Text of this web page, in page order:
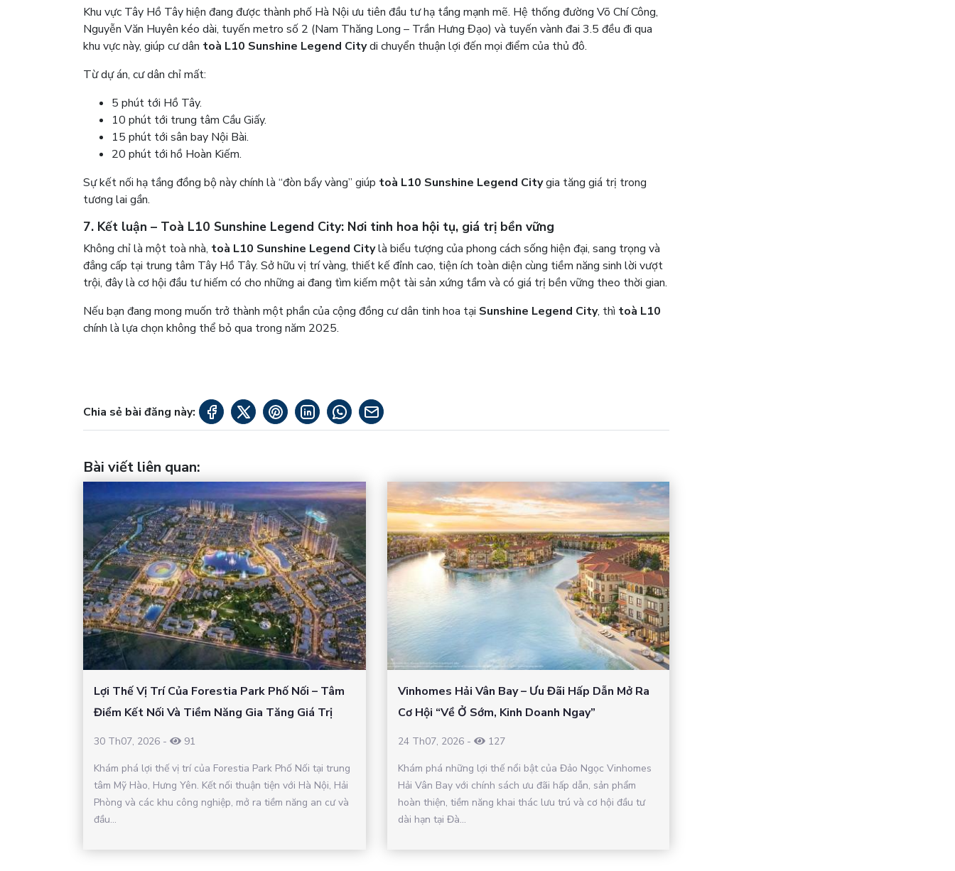
Khu vực Tây Hồ Tây hiện đang được thành phố Hà Nội ưu tiên đầu tư hạ tầng mạnh mẽ. Hệ thống đường Võ Chí Công,
Nguyễn Văn Huyên kéo dài, tuyến metro số 2 (Nam Thăng Long – Trần Hưng Đạo) và tuyến vành đai 3.5 đều đi qua
khu vực này, giúp cư dân toà L10 Sunshine Legend Citydi chuyển thuận lợi đến mọi điểm của thủ đô.
Từ dự án, cư dân chỉ mất:
5 phút tới Hồ Tây.
10 phút tới trung tâm Cầu Giấy.
15 phút tới sân bay Nội Bài.
20 phút tới hồ Hoàn Kiếm.
Sự kết nối hạ tầng đồng bộ này chính là “đòn bẩy vàng” giúp toà L10 Sunshine Legend Citygia tăng giá trị trong
tương lai gần.
7. Kết luận – Toà L10 Sunshine Legend City: Nơi tinh hoa hội tụ, giá trị bền vững
Không chỉ là một toà nhà, toà L10 Sunshine Legend Citylà biểu tượng của phong cách sống hiện đại, sang trọng và
đẳng cấp tại trung tâm Tây Hồ Tây. Sở hữu vị trí vàng, thiết kế đỉnh cao, tiện ích toàn diện cùng tiềm năng sinh lời vượt
trội, đây là cơ hội đầu tư hiếm có cho những ai đang tìm kiếm một tài sản xứng tầm và có giá trị bền vững theo thời gian.
Nếu bạn đang mong muốn trở thành một phần của cộng đồng cư dân tinh hoa tại Sunshine Legend City, thì toà L10
chính là lựa chọn không thể bỏ qua trong năm 2025.
Chia sẻ bài đăng này:
Bài viết liên quan:
Lợi Thế Vị Trí Của Forestia Park Phố Nối – Tâm
Điểm Kết Nối Và Tiềm Năng Gia Tăng Giá Trị
30 Th07, 2026 -
91
Khám phá lợi thế vị trí của Forestia Park Phố Nối tại trung
tâm Mỹ Hào, Hưng Yên. Kết nối thuận tiện với Hà Nội, Hải
Phòng và các khu công nghiệp, mở ra tiềm năng an cư và
đầu...
Vinhomes Hải Vân Bay – Ưu Đãi Hấp Dẫn Mở Ra
Cơ Hội “Về Ở Sớm, Kinh Doanh Ngay”
24 Th07, 2026-
127
Khám phá những lợi thế nổi bật của Đảo Ngọc Vinhomes
Hải Vân Bay với chính sách ưu đãi hấp dẫn, sản phẩm
hoàn thiện, tiềm năng khai thác lưu trú và cơ hội đầu tư
dài hạn tại Đà...